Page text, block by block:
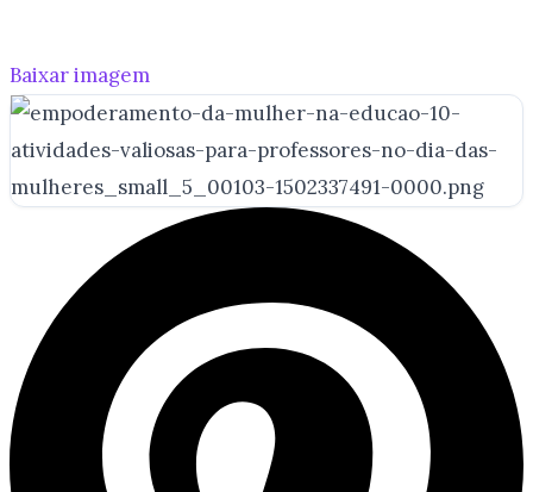
Baixar imagem